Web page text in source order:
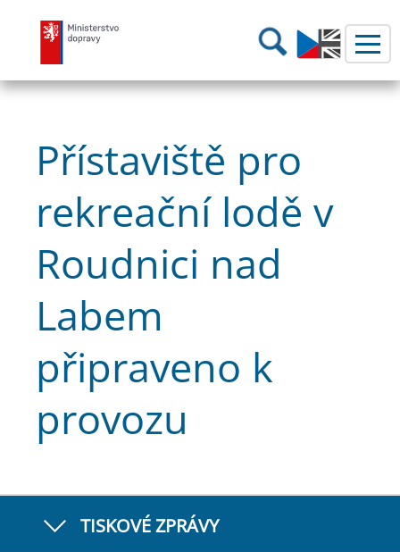
Ministerstvo dopravy Hledání
Přístaviště pro
rekreační lodě v
Roudnici nad
Labem
připraveno k
provozu
TISKOVÉ ZPRÁVY